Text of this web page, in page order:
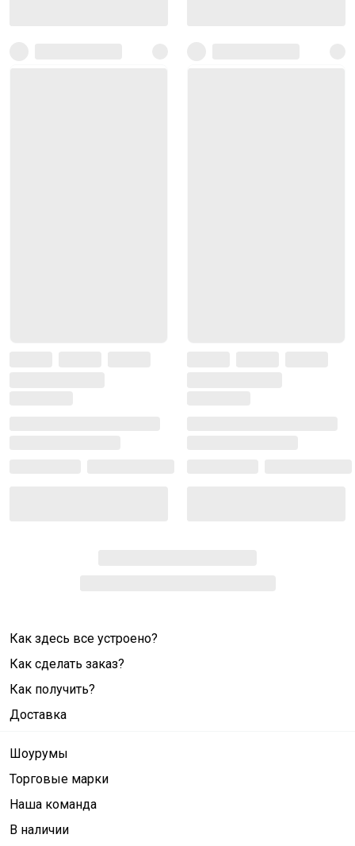
Как здесь все устроено?
Как сделать заказ?
Как получить?
Доставка
Шоурумы
Торговые марки
Наша команда
В наличии